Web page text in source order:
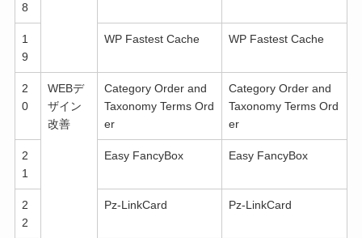
8
1
9
WP Fastest Cache WP Fastest Cache
2
0
WEBデ
ザイン
改善
Category Order and
Taxonomy Terms Ord
er
Category Order and
Taxonomy Terms Ord
er
2
1
Easy FancyBox Easy FancyBox
2
2
Pz-LinkCard Pz-LinkCard